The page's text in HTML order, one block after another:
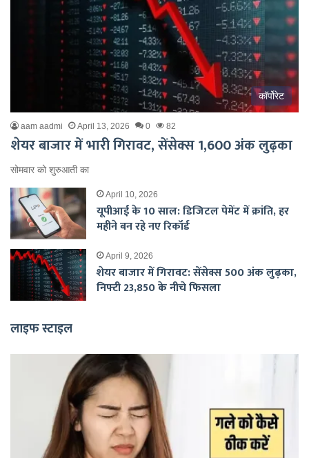
कॉर्पोरेट
aam aadmi April 13, 2026 0 82
शेयर बाजार में भारी गिरावट, सेंसेक्स 1,600 अंक लुढ़का
सोमवार को शुरुआती का
April 10, 2026
यूपीआई के 10 साल: डिजिटल पेमेंट में क्रांति, हर
महीने बन रहे नए रिकॉर्ड
April 9, 2026
शेयर बाजार में गिरावट: सेंसेक्स 500 अंक लुढ़का,
निफ्टी 23,850 के नीचे फिसला
लाइफ स्टाइल